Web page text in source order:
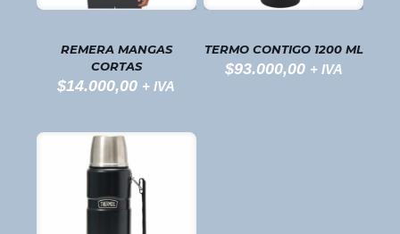
REMERA MANGAS
CORTAS
$14.000,00 + IVA
TERMO CONTIGO 1200 ML
$93.000,00 + IVA